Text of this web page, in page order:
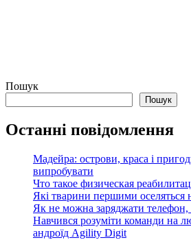
Пошук
Пошук
Останні повідомлення
Мадейра: острови, краса і
випробувати
Что такое физическая
Які тварини першими оселяться
Як не можна заряджати
Навчився розуміти команди на
андроїд Agility Digit